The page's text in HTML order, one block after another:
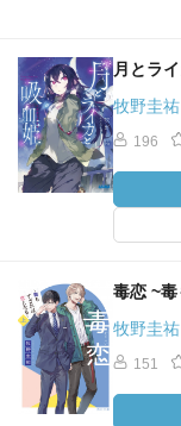
月とラ
牧野圭
196
毒恋 ~
牧野圭祐
151